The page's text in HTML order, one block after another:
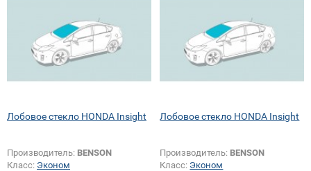
Лобовое стекло HONDA Insight
Производитель: BENSON
Класс: Эконом
Лобовое стекло HONDA Insight
Производитель: BENSON
Класс: Эконом